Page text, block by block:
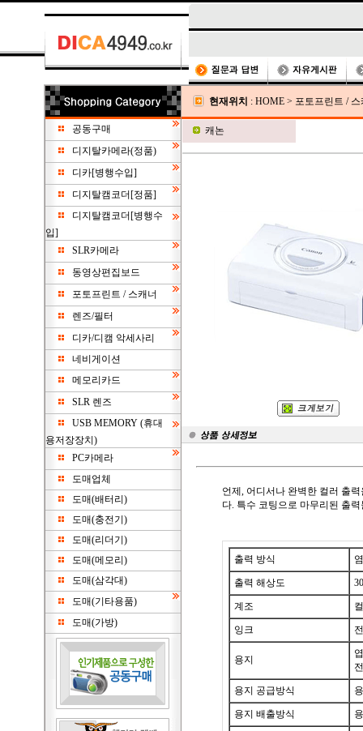
공동구매
디지탈카메라(정품)
디카[병행수입]
디지탈캠코더[정품]
디지탈캠코더[병행수
입]
SLR카메라
동영상편집보드
포토프린트 / 스캐너
렌즈/필터
디카/디캠 악세사리
네비게이션
메모리카드
SLR 렌즈
USB MEMORY (휴대
용저장장치)
PC카메라
도매업체
도매(배터리)
도매(충전기)
도매(리더기)
도매(메모리)
도매(삼각대)
도매(기타용품)
도매(가방)
현재위치 : HOME > 포토프린트 / 스
캐논
언제, 어디서나 완벽한 컬러 출
다. 특수 코팅으로 마무리된 출
출력 방식
출력 해상도
계조
잉크
용지
용지 공급방식
용지 배출방식